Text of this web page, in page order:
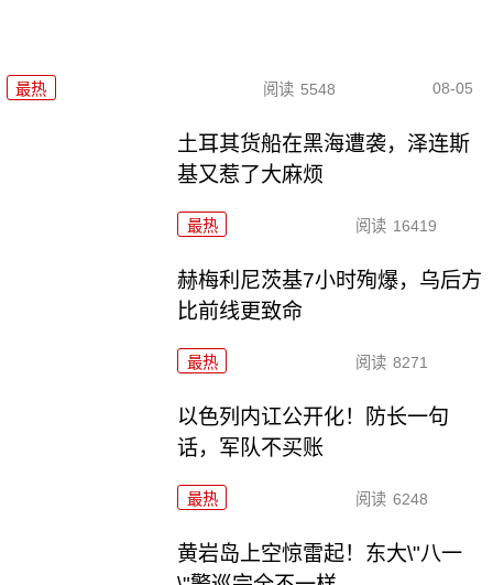
最热 阅读 5548 08-05
土耳其货船在黑海遭袭，泽连斯
基又惹了大麻烦
最热 阅读 16419
赫梅利尼茨基7小时殉爆，乌后方
比前线更致命
最热 阅读 8271
以色列内讧公开化！防长一句
话，军队不买账
最热 阅读 6248
黄岩岛上空惊雷起！东大\"八一